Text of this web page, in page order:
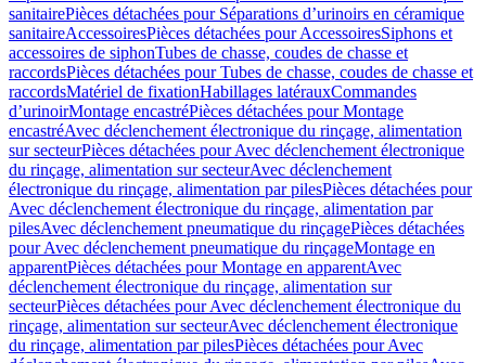
sanitairePièces détachées pour Séparations d’urinoirs en céramique
sanitaireAccessoiresPièces détachées pour AccessoiresSiphons et
accessoires de siphonTubes de chasse, coudes de chasse et
raccordsPièces détachées pour Tubes de chasse, coudes de chasse et
raccordsMatériel de fixationHabillages latérauxCommandes
dʼurinoirMontage encastréPièces détachées pour Montage
encastréAvec déclenchement électronique du rinçage, alimentation
sur secteurPièces détachées pour Avec déclenchement électronique
du rinçage, alimentation sur secteurAvec déclenchement
électronique du rinçage, alimentation par pilesPièces détachées pour
Avec déclenchement électronique du rinçage, alimentation par
pilesAvec déclenchement pneumatique du rinçagePièces détachées
pour Avec déclenchement pneumatique du rinçageMontage en
apparentPièces détachées pour Montage en apparentAvec
déclenchement électronique du rinçage, alimentation sur
secteurPièces détachées pour Avec déclenchement électronique du
rinçage, alimentation sur secteurAvec déclenchement électronique
du rinçage, alimentation par pilesPièces détachées pour Avec